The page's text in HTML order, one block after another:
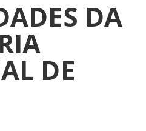
DA
DE